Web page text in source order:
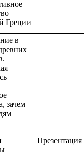
Греции
в
зачем
Презентация